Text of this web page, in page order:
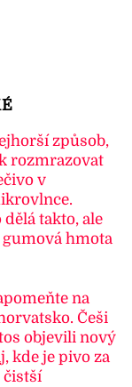
způsob,
rozmrazovat
v
takto, ale
hmota
na
Češi
objevili nový
kde je pivo za
čistší